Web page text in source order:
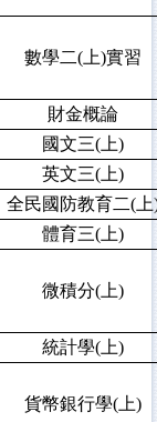
數學二(上)實習
財金概論
國文三(上)
英文三(上)
全民國防教育二(上
體育三(上)
微積分(上)
統計學(上)
貨幣銀行學(上)